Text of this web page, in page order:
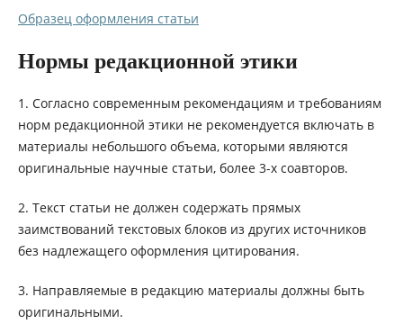
Образец оформления статьи
Нормы редакционной этики
1. Согласно современным рекомендациям и требованиям
норм редакционной этики не рекомендуется включать в
материалы небольшого объема, которыми являются
оригинальные научные статьи, более 3-х соавторов.
2. Текст статьи не должен содержать прямых
заимствований текстовых блоков из других источников
без надлежащего оформления цитирования.
3. Направляемые в редакцию материалы должны быть
оригинальными.